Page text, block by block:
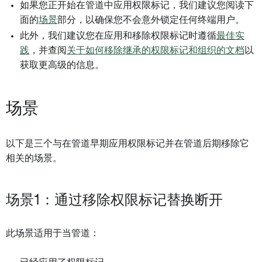
如果您正开始在管道中应用权限标记，我们建议您阅读下
面的场景部分，以确保您不会意外锁定任何终端用户。
此外，我们建议您在应用和移除权限标记时遵循最佳实
践 ，并查阅 关于如何移除继承的权限标记和组织的文档 以
获取更高级的信息。
场景
以下是三个与在管道早期应用权限标记并在管道后期移除它
相关的场景。
场景1：通过移除权限标记替换断开
此场景适用于当管道：